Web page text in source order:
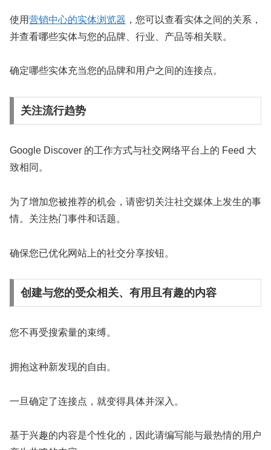
使用营销中心的实体浏览器 ，您可以查看实体之间的关系，
并查看哪些实体与您的品牌、行业、产品等相关联。
确定哪些实体充当您的品牌和用户之间的连接点。
关注流行趋势
Google Discover 的工作方式与社交网络平台上的 Feed 大
致相同。
为了增加您被推荐的机会，请密切关注社交媒体上发生的事
情。关注热门事件和话题。
确保您已优化网站上的社交分享按钮。
创建与您的受众相关、有用且有趣的内容
您不再受搜索量的束缚。
拥抱这种新发现的自由。
一旦确定了连接点，就变得具体并深入。
基于兴趣的内容是个性化的，因此请编写能与最热情的用户